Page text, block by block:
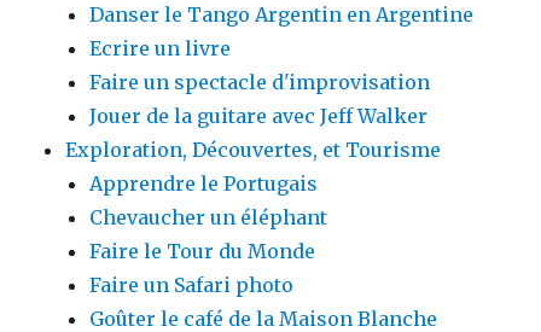
Danser le Tango Argentin en Argentine
Ecrire un livre
Faire un spectacle d'improvisation
Jouer de la guitare avec Jeff Walker
Exploration, Découvertes, et Tourisme
Apprendre le Portugais
Chevaucher un éléphant
Faire le Tour du Monde
Faire un Safari photo
Goûter le café de la Maison Blanche